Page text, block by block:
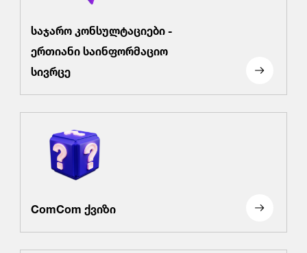
საჯარო კონსულტაციები -
ერთიანი საინფორმაციო
სივრცე
ComCom ქვიზი